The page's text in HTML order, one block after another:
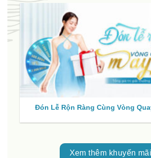
Đón Lễ Rộn Ràng Cùng Vòng
Xem thêm khuyến mãi